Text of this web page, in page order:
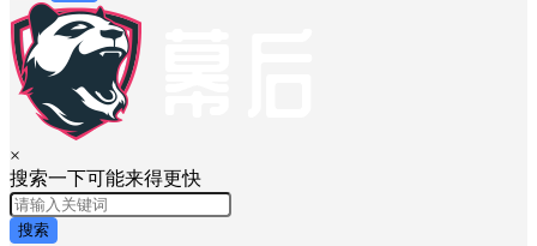
×
搜索一下可能来得更快
搜索